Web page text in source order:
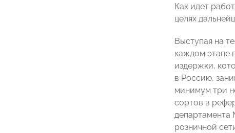
Как идет
целях
Выступая на
каждом этапе
издержки,
в Россию,
минимум три
сортов в
департамента
розничной